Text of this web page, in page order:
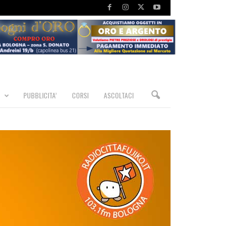
PUBBLICITA’ CORSI ASCOLTACI